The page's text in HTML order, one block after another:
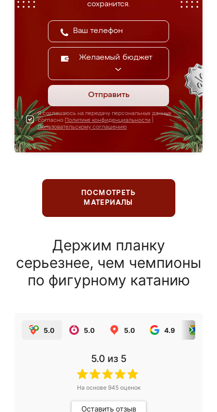
сохранится.
Желаемый бюджет
Отправить
Я соглашаюсь на передачу персональных данных
согласно Политике конфиденциальности
Пользовательскому соглашению
ПОСМОТРЕТЬ
МАТЕРИАЛЫ
Держим планку
серьезнее, чем чемпионы
по фигурному катанию
5.0 5.0 5.0 4.9
5.0 из 5
На основе 945оценок
Оставить отзыв